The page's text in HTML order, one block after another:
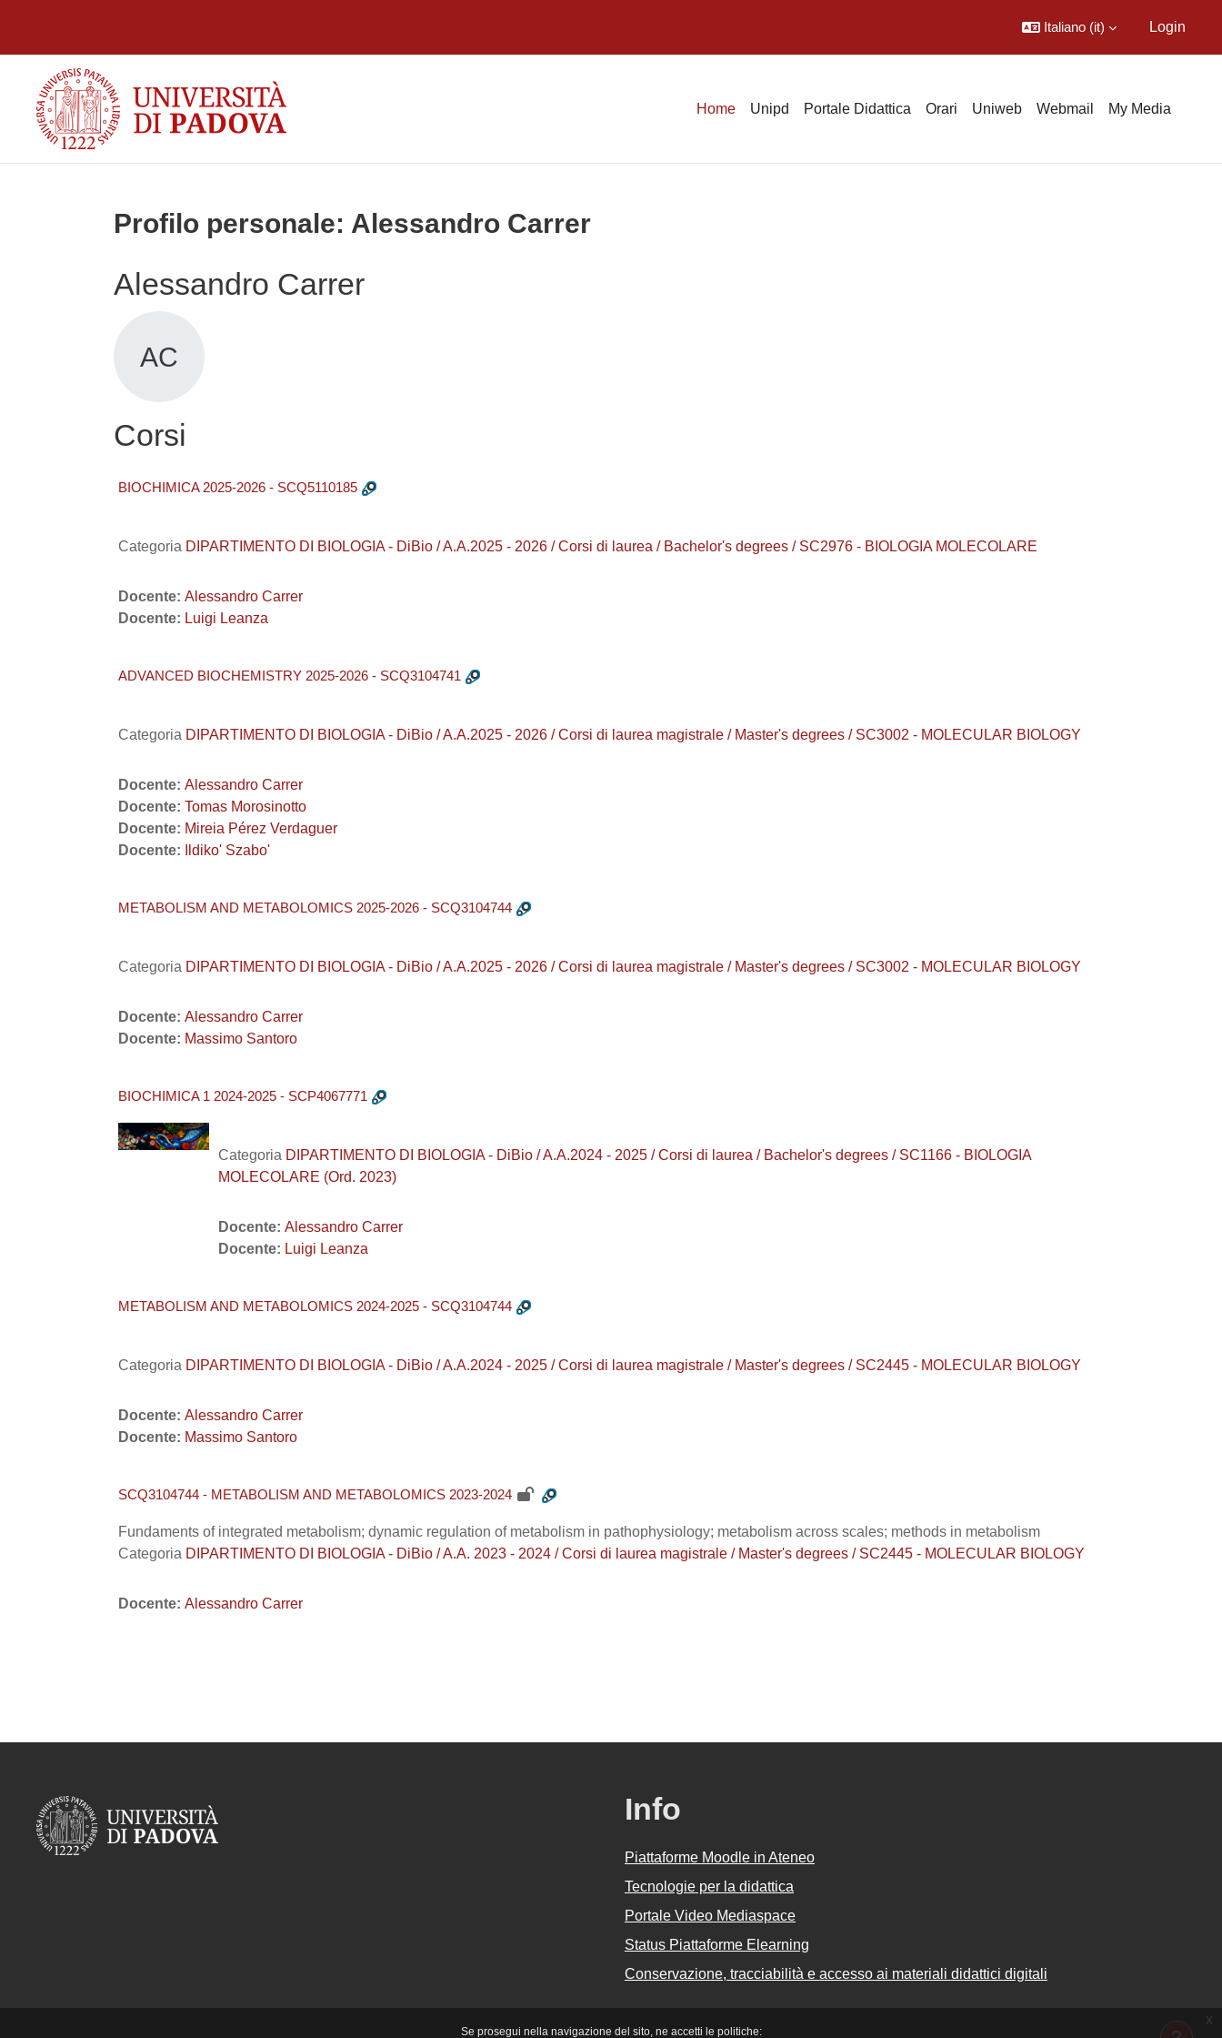
Se prosegui nella navigazione del sito, ne accetti le politiche:
x
Italiano ‎(it)‎ Login
Home Unipd Portale Didattica Orari Uniweb Webmail My Media
Profilo personale: Alessandro Carrer
Alessandro Carrer
AC
Corsi
BIOCHIMICA 2025-2026 - SCQ5110185
Categoria DIPARTIMENTO DI BIOLOGIA - DiBio / A.A.2025 - 2026 / Corsi di laurea / Bachelor's degrees / SC2976 - BIOLOGIA MOLECOLARE
Docente: Alessandro Carrer
Docente: Luigi Leanza
ADVANCED BIOCHEMISTRY 2025-2026 - SCQ3104741
Categoria DIPARTIMENTO DI BIOLOGIA - DiBio / A.A.2025 - 2026 / Corsi di laurea magistrale / Master's degrees / SC3002 - MOLECULAR BIOLOGY
Docente: Alessandro Carrer
Docente: Tomas Morosinotto
Docente: Mireia Pérez Verdaguer
Docente:
Ildiko' Szabo'
METABOLISM AND METABOLOMICS 2025-2026 - SCQ3104744
Categoria DIPARTIMENTO DI BIOLOGIA - DiBio / A.A.2025 - 2026 / Corsi di laurea magistrale / Master's degrees / SC3002 - MOLECULAR BIOLOGY
Docente: Alessandro Carrer
Docente: Massimo Santoro
BIOCHIMICA 1 2024-2025 - SCP4067771
Categoria DIPARTIMENTO DI BIOLOGIA - DiBio / A.A.2024 - 2025 / Corsi di laurea / Bachelor's degrees / SC1166 - BIOLOGIA
MOLECOLARE (Ord. 2023)
Docente: Alessandro Carrer
Docente: Luigi Leanza
METABOLISM AND METABOLOMICS 2024-2025 - SCQ3104744
Categoria DIPARTIMENTO DI BIOLOGIA - DiBio / A.A.2024 - 2025 / Corsi di laurea magistrale / Master's degrees / SC2445 - MOLECULAR BIOLOGY
Docente: Alessandro Carrer
Docente: Massimo Santoro
SCQ3104744 - METABOLISM AND METABOLOMICS 2023-2024
Fundaments of integrated metabolism; dynamic regulation of metabolism in pathophysiology; metabolism across scales; methods in metabolism
Categoria DIPARTIMENTO DI BIOLOGIA - DiBio / A.A. 2023 - 2024 / Corsi di laurea magistrale / Master's degrees / SC2445 - MOLECULAR BIOLOGY
Docente: Alessandro Carrer
Info
Piattaforme Moodle in Ateneo
Tecnologie per la didattica
Portale Video Mediaspace
Status Piattaforme Elearning
Conservazione, tracciabilità e accesso ai materiali didattici digitali